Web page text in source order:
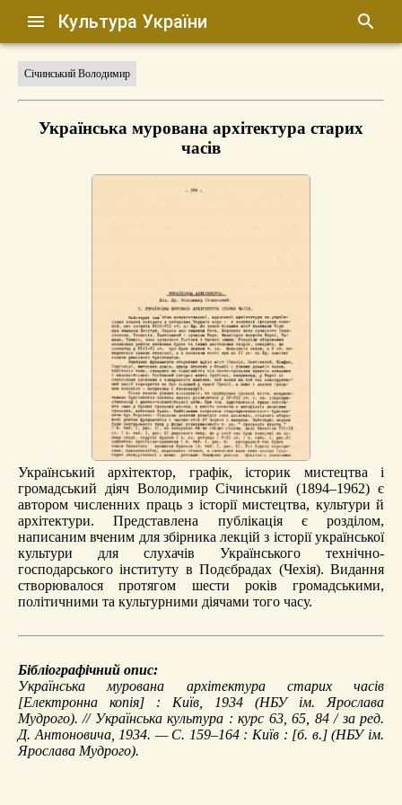
Культура України
Січинський Володимир
Українська мурована архітектура старих
часів
Український архітектор, графік, історик мистецтва і
громадський діяч Володимир Січинський (1894–1962) є
автором численних праць з історії мистецтва, культури й
архітектури. Представлена публікація є розділом,
написаним вченим для збірника лекцій з історії української
культури для слухачів Українського технічно-
господарського інституту в Подєбрадах (Чехія). Видання
створювалося протягом шести років громадськими,
політичними та культурними діячами того часу.
Бібліографічний опис:
Українська мурована архітектура старих часів
[Електронна копія] : Київ, 1934 (НБУ ім. Ярослава
Мудрого). // Українська культура : курс 63, 65, 84 / за ред.
Д. Антоновича, 1934. — С. 159–164 : Київ : [б. в.] (НБУ ім.
Ярослава Мудрого).